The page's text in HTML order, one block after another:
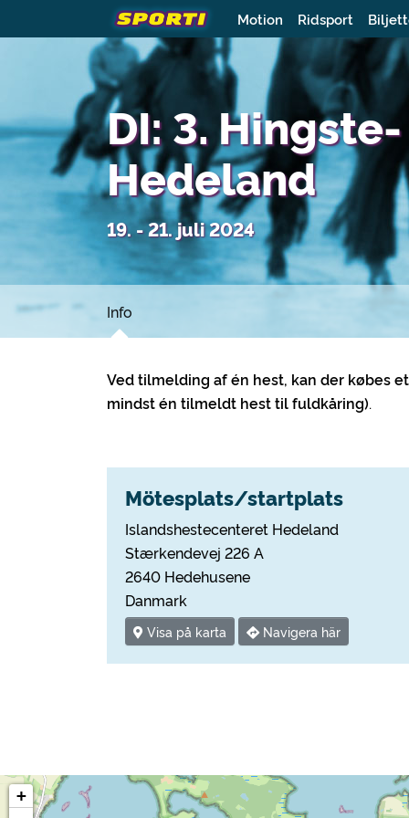
Motion Ridsport
DI: 3.
Hedeland
19. - 21. juli 2024
Info
Ved tilmelding af én hest, kan der købes
mindst én tilmeldt hest til fuldkåring).
Mötesplats/startplats
Islandshestecenteret Hedeland
Stærkendevej 226 A
2640 Hedehusene
Danmark
Visa på karta Navigera här
+